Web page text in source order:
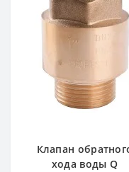
Клапан
хода воды Q